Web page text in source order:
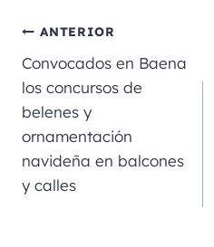
e
b
o
o
k
l
m n
p
ANTERIOR
Convocados en Baena
los concursos de
belenes y
ornamentación
navideña en balcones
y calles